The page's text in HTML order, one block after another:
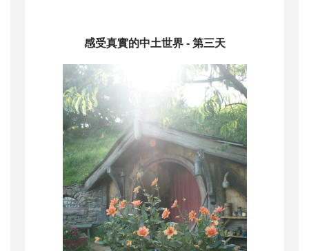
感受真實的中土世界- 第三天